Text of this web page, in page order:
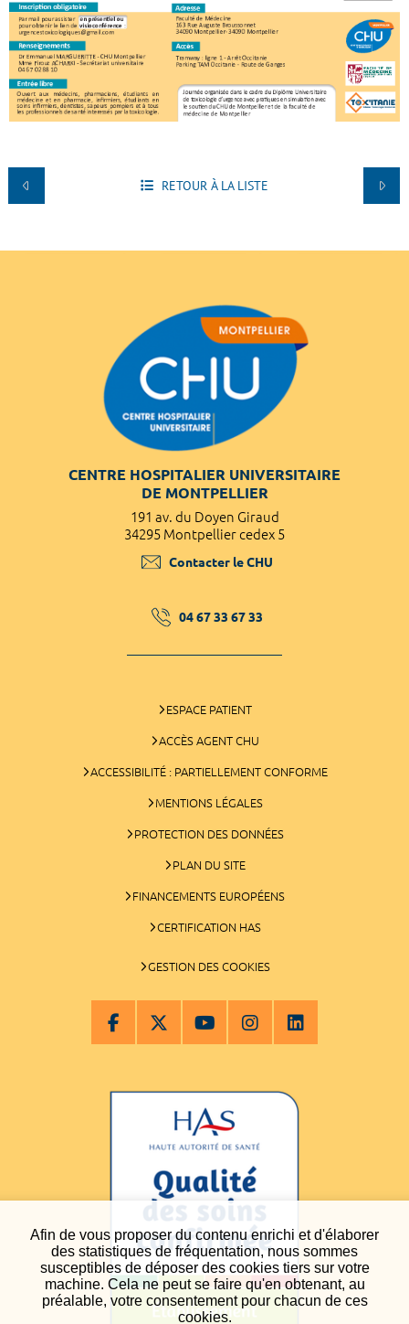
Afin de vous proposer du contenu enrichi et d'élaborer
des statistiques de fréquentation, nous sommes
susceptibles de déposer des cookies tiers sur votre
machine. Cela ne peut se faire qu'en obtenant, au
préalable, votre consentement pour chacun de ces
cookies.
RETOUR À LA LISTE
CENTRE HOSPITALIER UNIVERSITAIRE
DE MONTPELLIER
191 av. du Doyen Giraud
34295 Montpellier cedex 5
Contacter le CHU
04 67 33 67 33
ESPACE PATIENT
ACCÈS AGENT CHU
ACCESSIBILITÉ : PARTIELLEMENT CONFORME
MENTIONS LÉGALES
PROTECTION DES DONNÉES
PLAN DU SITE
FINANCEMENTS EUROPÉENS
CERTIFICATION HAS
GESTION DES COOKIES